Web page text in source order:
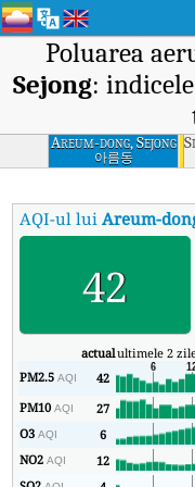
Poluarea
Sejong:
Areum-dong, Sejong
아름동
AQI-ul luiAreum-
42
actualultimele 2
PM2.5AQI 42
PM10AQI 27
O3AQI 6
NO2AQI 12